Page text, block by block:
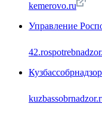
kemerovo.ru
Управление
Кузбассобрнадзор